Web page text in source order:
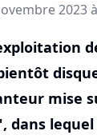
2023
mise
dans